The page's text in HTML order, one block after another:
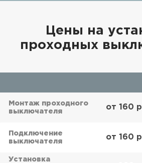
Цены на
проходных
Монтаж проходного
выключателя
от 160
Подключение
выключателя
от 160
Установка